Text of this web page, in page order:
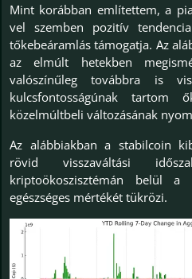
Mint korábban említettem, a
vel szemben pozitív
tőkebeáramlás támogatja. Az
az elmúlt hetekben
valószínűleg továbbra is
kulcsfontosságúnak tartom
közelmúltbeli változásának
Az alábbiakban a stabilcoin
rövid visszaváltási
kriptoökoszisztémán belül a
egészséges mértékét tükrözi.